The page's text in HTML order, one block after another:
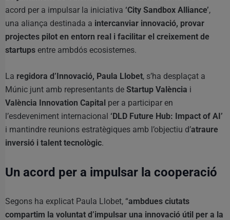
acord per a impulsar la iniciativa ‘City Sandbox Alliance’,
una aliança destinada a intercanviar innovació, provar
projectes pilot en entorn real i facilitar el creixement de
startups entre ambdós ecosistemes.
La regidora d’Innovació, Paula Llobet, s’ha desplaçat a
Múnic junt amb representants de Startup València i
València Innovation Capital per a participar en
l’esdeveniment internacional ‘DLD Future Hub: Impact of AI’
i mantindre reunions estratègiques amb l’objectiu d’atraure
inversió i talent tecnològic.
Un acord per a impulsar la cooperació
Segons ha explicat Paula Llobet, “ambdues ciutats
compartim la voluntat d’impulsar una innovació útil per a la